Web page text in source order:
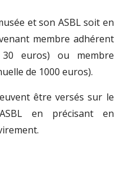
et son ASBL soit en
membre adhérent
euros) ou membre
de 1000 euros).
être versés sur le
en précisant en